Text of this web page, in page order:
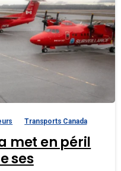
Transports Canada
met en péril
ses